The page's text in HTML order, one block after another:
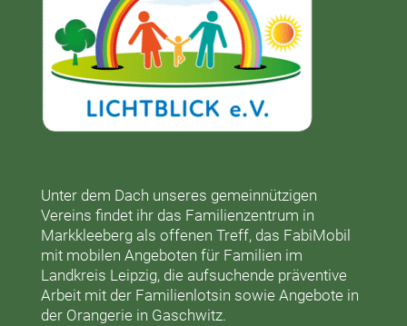
Unter dem Dach unseres gemeinnützigen
Vereins findet ihr das Familienzentrum in
Markkleebergals offenen Treff, das FabiMobil
mit mobilen Angeboten für Familien im
Landkreis Leipzig, die aufsuchende präventive
Arbeit mit der Familienlotsin sowie Angebote in
der Orangeriein Gaschwitz.